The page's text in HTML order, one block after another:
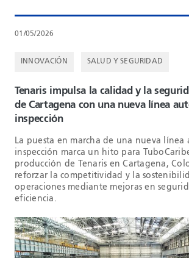
01/05/2026
INNOVACIÓN SALUD Y SEGURIDAD
Tenaris impulsa la calidad y la
de Cartagena con una nueva línea
inspección
La puesta en marcha de una nueva línea
inspección marca un hito para
producción de Tenaris en Cartagena,
reforzar la competitividad y la
operaciones mediante mejoras en
eficiencia.